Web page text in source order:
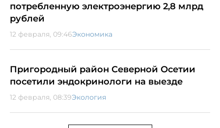
потребленную электроэнергию 2,8 млрд
рублей
12 февраля, 09:46Экономика
Пригородный район Северной Осетии
посетили эндокринологи на выезде
12 февраля, 08:39Экология